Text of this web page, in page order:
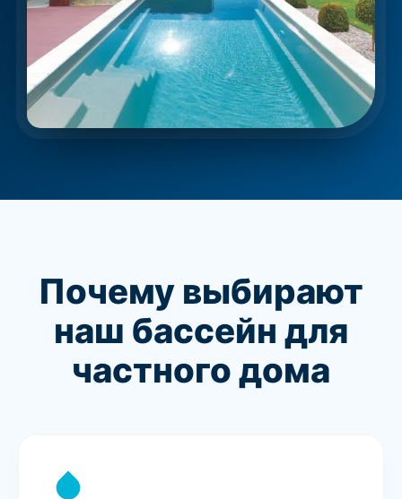
Почему выбирают
наш бассейн для
частного дома